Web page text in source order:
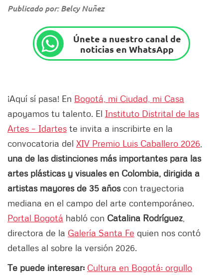
Publicado por: Belcy Nuñez
Únete a nuestro canal de
noticias en WhatsApp
¡Aquí sí pasa! En Bogotá, mi Ciudad, mi Casa
apoyamos tu talento. El Instituto Distrital de las
Artes – Idartes te invita a inscribirte en la
convocatoria del XIV Premio Luis Caballero 2026
una de las distinciones más importantes para las
artes plásticas y visuales en Colombia, dirigida a
artistas mayores de 35 añoscon trayectoria
mediana en el campo del arte contemporáneo.
Portal Bogotá habló con Catalina Rodríguez
directora de la Galería Santa Fe quien nos contó
detalles al sobre la versión 2026.
Te puede interesar: Cultura en Bogotá: orgullo